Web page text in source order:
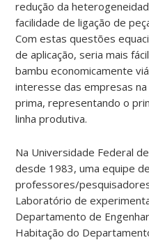
redução da
facilidade de ligação de
Com estas questões
de aplicação, seria mais
bambu economicamente
interesse das empresas
prima, representando o
linha produtiva.
Na Universidade Federal
desde 1983, uma equipe de
professores/
Laboratório de
Departamento de
Habitação do